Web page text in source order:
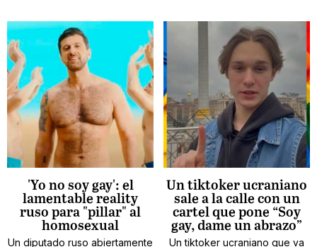
'Yo no soy gay': el
lamentable reality
ruso para "pillar" al
homosexual
Un diputado ruso abiertamente
Un tiktoker ucraniano
sale a la calle con un
cartel que pone “Soy
gay, dame un abrazo”
Un tiktoker ucraniano que va